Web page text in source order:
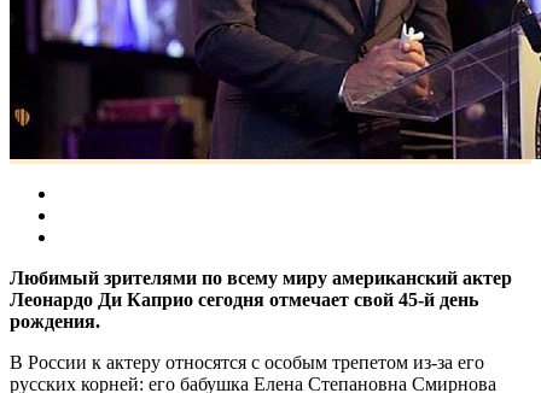
Любимый зрителями по всему миру американский актер
Леонардо Ди Каприо сегодня отмечает свой 45-й день
рождения.
В России к актеру относятся с особым трепетом из-за его
русских корней: его бабушка Елена Степановна Смирнова